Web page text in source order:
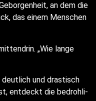
an dem die
das einem Men­schen
„Wie lan­ge
deut­lich und dras­tisch
ent­deckt die bedroh­li­